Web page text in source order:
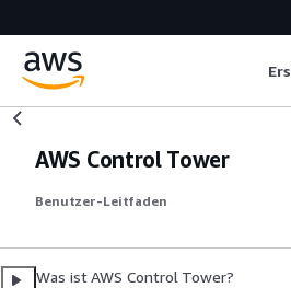
AWS Control Tower
Benutzer-Leitfaden
Was ist AWS Control Tower?